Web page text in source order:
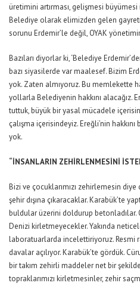
üretimini artırması, gelişmesi
Belediye olarak elimizden gelen gayreti
sorunu Erdemir’le değil, OYAK
Bazıları diyorlar ki, ‘Belediye
bazı siyasilerde var maalesef. Bizim
yok. Zaten almıyoruz. Bu memlekette
yollarla Belediyenin hakkını alacağız.
tuttuk, büyük bir yasal mücadele
çalışma içerisindeyiz. Ereğli’nin
yok.
“İNSANLARIN ZEHİRLENMESİNİ
Bizi ve çocuklarımızı zehirlemesin
şehir dışına çıkaracaklar. Karabük’te
buldular üzerini doldurup betonladılar.
Denizi kirletmeyecekler. Yakında
laboratuarlarda incelettiriyoruz. Resmi
davalar açılıyor. Karabük’te gördük.
bir takım zehirli maddeler net bir
topraklarımızı kirletmesinler, zehir